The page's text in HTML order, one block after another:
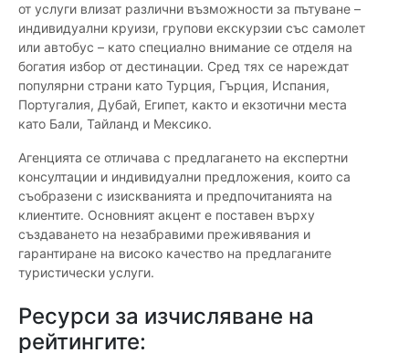
от услуги влизат различни възможности за пътуване –
индивидуални круизи, групови екскурзии със самолет
или автобус – като специално внимание се отделя на
богатия избор от дестинации. Сред тях се нареждат
популярни страни като Турция, Гърция, Испания,
Португалия, Дубай, Египет, както и екзотични места
като Бали, Тайланд и Мексико.
Агенцията се отличава с предлагането на експертни
консултации и индивидуални предложения, които са
съобразени с изискванията и предпочитанията на
клиентите. Основният акцент е поставен върху
създаването на незабравими преживявания и
гарантиране на високо качество на предлаганите
туристически услуги.
Ресурси за изчисляване на
рейтингите: